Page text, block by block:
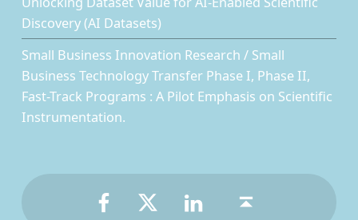
Discovery (AI Datasets)
Small Business Innovation Research / Small
Business Technology Transfer Phase I, Phase II,
Fast-Track Programs : A Pilot Emphasis on Scientific
Instrumentation.